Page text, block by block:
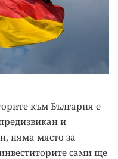
към България е
и
няма място за
сами ще